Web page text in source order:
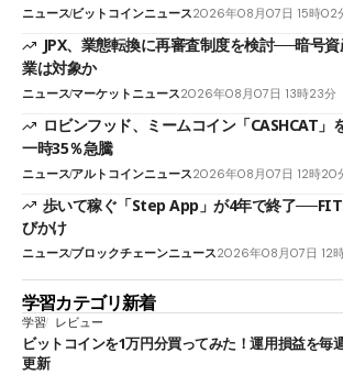
ニュースビットコインニュース2026年08月07日 15時02
JPX、業態転換に再審査制度を検討──暗号
業は対象か
ニュースマーケットニュース2026年08月07日 13時23分
ロビンフッド、ミームコイン「CASHCAT
一時35％急騰
ニュースアルトコインニュース2026年08月07日 12時20
歩いて稼ぐ「Step App」が4年で終了
びかけ
ニュースブロックチェーンニュース2026年08月07日 12
学習カテゴリ新着
学習 レビュー
ビットコインを1万円分買ってみた！運用損益を毎
更新